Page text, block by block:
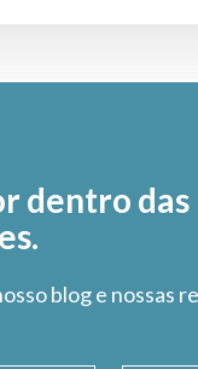
dentro das
blog e nossas